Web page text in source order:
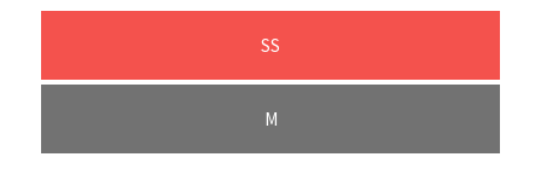
SS
M